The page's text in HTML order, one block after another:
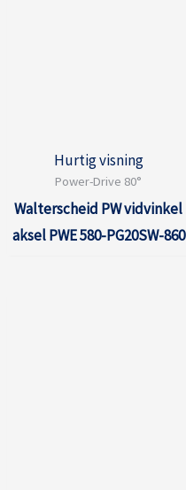
Hurtig visning
Power-Drive 80°
Walterscheid PW vidvinkel
aksel PWE 580-PG20SW-860